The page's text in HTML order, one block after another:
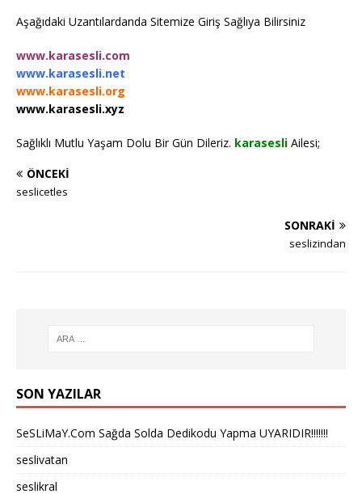
Aşağıdaki Uzantılardanda Sitemize Giriş Sağlıya Bilirsiniz
www.karasesli.com
www.karasesli.net
www.karasesli.org
www.karasesli.xyz
Sağlıklı Mutlu Yaşam Dolu Bir Gün Dileriz. karasesli Ailesi;
ÖNCEKI
seslicetles
SONRAKI
seslizindan
SON YAZILAR
SeSLiMaY.Com Sağda Solda Dedikodu Yapma UYARIDIR!!!!!!!
seslivatan
seslikral